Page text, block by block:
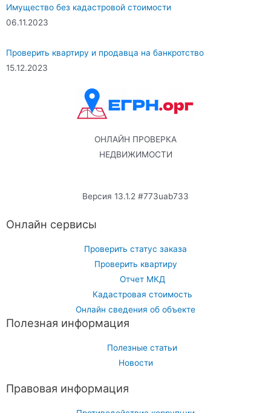
Имущество без кадастровой стоимости
06.11.2023
Проверить квартиру и продавца на банкротство
15.12.2023
ОНЛАЙН ПРОВЕРКА
НЕДВИЖИМОСТИ
Версия 13.1.2 #773uab733
Онлайн сервисы
Проверить статус заказа
Проверить квартиру
Отчет МКД
Кадастровая стоимость
Онлайн сведения об объекте
Полезная информация
Полезные статьи
Новости
Правовая информация